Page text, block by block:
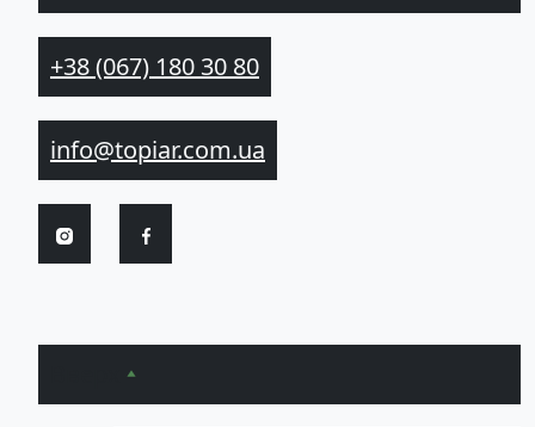
+38 (067) 180 30 80
info@topiar.com.ua